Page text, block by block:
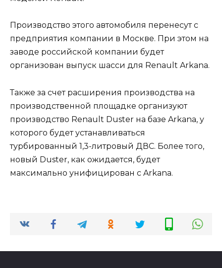
Производство этого автомобиля перенесут с
предприятия компании в Москве. При этом на
заводе российской компании будет
организован выпуск шасси для Renault Arkana.
Также за счет расширения производства на
производственной площадке организуют
производство Renault Duster на базе Arkana, у
которого будет устанавливаться
турбированный 1,3-литровый ДВС. Более того,
новый Duster, как ожидается, будет
максимально унифицирован с Arkana.